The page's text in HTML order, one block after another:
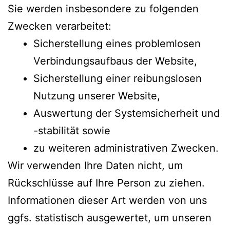
Sie werden insbesondere zu folgenden
Zwecken verarbeitet:
Sicherstellung eines problemlosen
Verbindungsaufbaus der Website,
Sicherstellung einer reibungslosen
Nutzung unserer Website,
Auswertung der Systemsicherheit und
-stabilität sowie
zu weiteren administrativen Zwecken.
Wir verwenden Ihre Daten nicht, um
Rückschlüsse auf Ihre Person zu ziehen.
Informationen dieser Art werden von uns
ggfs. statistisch ausgewertet, um unseren